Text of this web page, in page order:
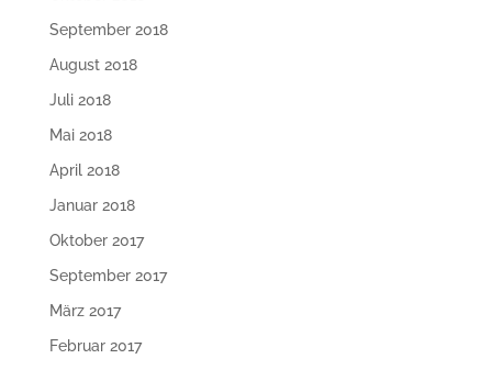
September 2018
August 2018
Juli 2018
Mai 2018
April 2018
Januar 2018
Oktober 2017
September 2017
März 2017
Februar 2017